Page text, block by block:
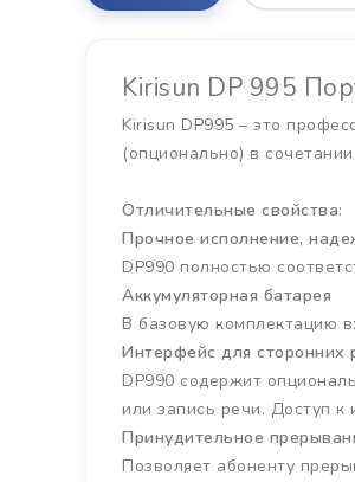
Kirisun DP 995
Kirisun DP995 – это
(опционально) в
Отличительные свойства:
Прочное исполнение,
DP990 полностью
Аккумуляторная батарея
В базовую комплектацию
Интерфейс для сторонних
DP990 содержит
или запись речи. Доступ к
Принудительное
Позволяет абоненту